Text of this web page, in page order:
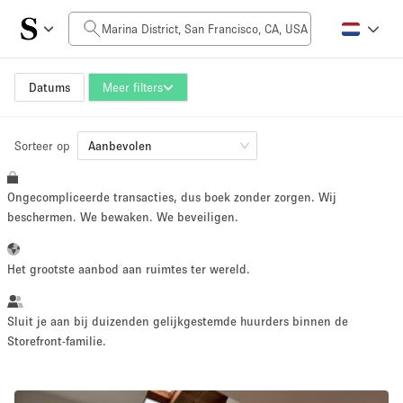
Datums Meer filters
Prijs per dag
$0
Grootte ruimte
100 sq ft 5000+ sq ft
~ 13 mensen
Sorteer op Aanbevolen
Ongecompliceerde transacties, dus boek zonder zorgen. Wij
beschermen. We bewaken. We beveiligen.
Het grootste aanbod aan ruimtes ter wereld.
Sluit je aan bij duizenden gelijkgestemde huurders binnen de
Storefront-familie.